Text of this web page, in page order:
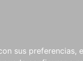
sus preferencias,